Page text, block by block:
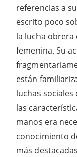
referencias a
escrito poco
la lucha obrera
femenina. Su
están
luchas
las
manos era
conocimiento
más